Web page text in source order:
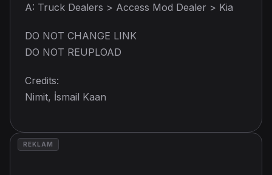
A: Truck Dealers > Access Mod Dealer > Kia
DO NOT CHANGE LINK
DO NOT REUPLOAD
Credits:
Nimit, İsmail Kaan
REKLAM